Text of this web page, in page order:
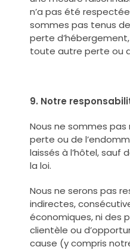
n’a pas été
sommes pas tenus
perte
toute autre perte ou
9. Notre
Nous ne sommes
perte ou de
laissés à l’hôtel, sauf
la loi.
Nous ne serons pas
indirectes,
économiques, ni des
clientèle ou
cause (y compris